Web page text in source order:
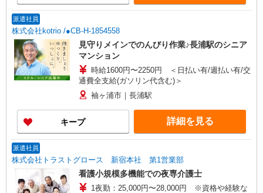
派遣社員
株式会社kotrio /●CB-H-1854558
見守りメインでのんびり作業♪長浦駅のシニア
マンション
時給1600円〜2250円 ＜日払い有/週払い有/交
通費全支給(ガソリン代含む)＞
袖ヶ浦市｜長浦駅
キープ 詳細を見る
派遣社員
株式会社トラストグロース 新宿本社 第1営業部
看護小規模多機能での夜専介護士
1夜勤：25,000円〜28,000円 ※資格や経験な